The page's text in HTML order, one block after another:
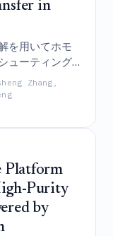
in
を用いてホモ
ューティング
より、地球・
線性ハロー軌
接・間接ホモ
Zhang,
Platform
Purity
by